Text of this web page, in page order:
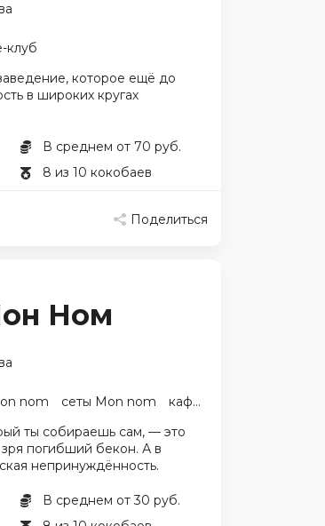
клуб
которое ещё до
в широких кругах
В среднем от 70 руб.
8 из 10 кокобаев
Поделиться
Ном
nom сеты Mon nom
кафе Mon nom
ты собираешь сам, — это
зря погибший бекон. А в
непринуждённость.
В среднем от 30 руб.